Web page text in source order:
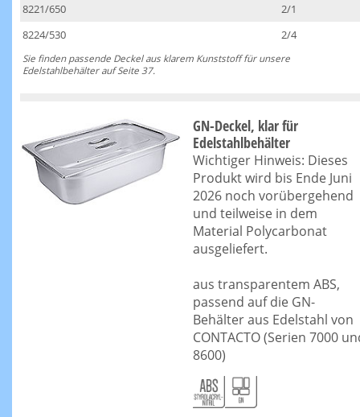
8221/650
2/1
8224/530
2/4
Sie finden passende Deckel aus klarem Kunststoff für unsere
Edelstahlbehälter auf Seite 37.
GN-Deckel, klar für
Edelstahlbehälter
Wichtiger Hinweis: Dieses
Produkt wird bis Ende Juni
2026 noch vorübergehend
und teilweise in dem
Material Polycarbonat
ausgeliefert.
aus transparentem ABS,
passend auf die GN-
Behälter aus Edelstahl von
CONTACTO (Serien 7000
8600)